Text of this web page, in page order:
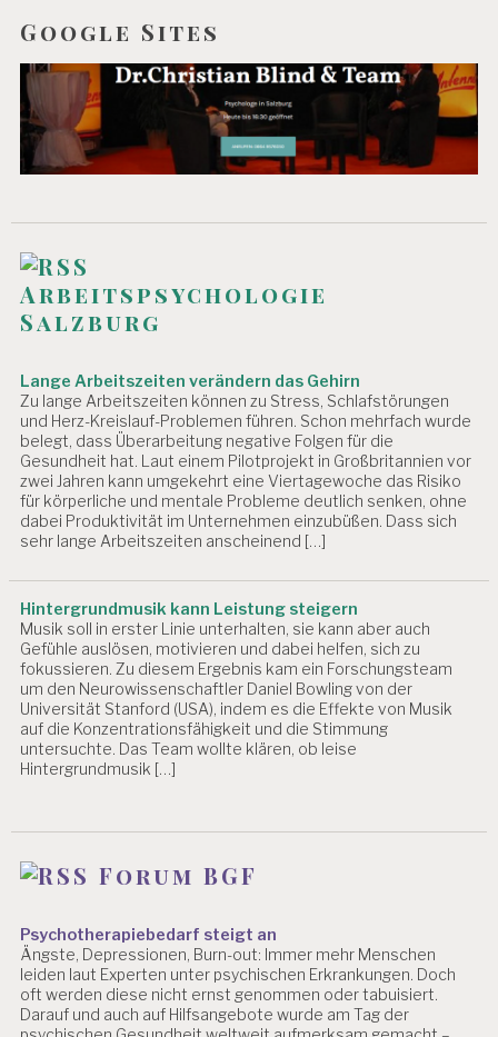
L
IE
N
D
IE
W
T
S
C
H
Ä
T
Z
U
N
Google Sites
Arbeitspsychologie
Salzburg
Lange Arbeitszeiten verändern das Gehirn
Zu lange Arbeitszeiten können zu Stress, Schlafstörungen
und Herz-Kreislauf-Problemen führen. Schon mehrfach wurde
belegt, dass Überarbeitung negative Folgen für die
Gesundheit hat. Laut einem Pilotprojekt in Großbritannien vor
zwei Jahren kann umgekehrt eine Viertagewoche das Risiko
für körperliche und mentale Probleme deutlich senken, ohne
dabei Produktivität im Unternehmen einzubüßen. Dass sich
sehr lange Arbeitszeiten anscheinend […]
Hintergrundmusik kann Leistung steigern
Musik soll in erster Linie unterhalten, sie kann aber auch
Gefühle auslösen, motivieren und dabei helfen, sich zu
fokussieren. Zu diesem Ergebnis kam ein Forschungsteam
um den Neurowissenschaftler Daniel Bowling von der
Universität Stanford (USA), indem es die Effekte von Musik
auf die Konzentrationsfähigkeit und die Stimmung
untersuchte. Das Team wollte klären, ob leise
Hintergrundmusik […]
Forum BGF
Psychotherapiebedarf steigt an
Ängste, Depressionen, Burn-out: Immer mehr Menschen
leiden laut Experten unter psychischen Erkrankungen. Doch
oft werden diese nicht ernst genommen oder tabuisiert.
Darauf und auch auf Hilfsangebote wurde am Tag der